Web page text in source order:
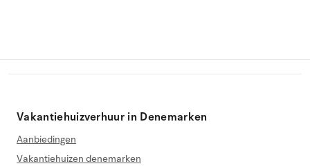
Vakantiehuizverhuur in Denemarken
Aanbiedingen
Vakantiehuizen denemarken